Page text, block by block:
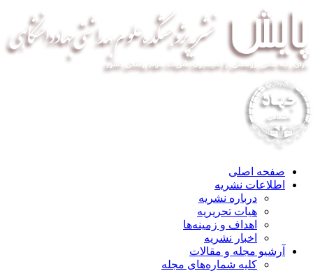
صفحه اصلی
اطلاعات نشریه
درباره نشریه
هیات تحریریه
اهداف و زمینه‌ها
اخبار نشریه
آرشیو مجله و مقالات
کلیه شماره‌های مجله